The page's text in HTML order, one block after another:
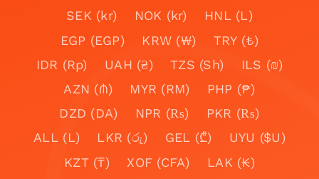
SEK (kr)
NOK (kr)
HNL (L)
EGP (EGP)
KRW (₩)
TRY (₺)
IDR (Rp)
UAH (₴) TZS (Sh)
ILS (₪)
AZN (₼)
MYR (RM)
PHP (₱)
DZD (DA)
NPR (₨)
PKR (₨)
ALL (L)
LKR (රු) GEL (₾)
UYU ($U)
KZT (₸)
XOF (CFA)
LAK (₭)